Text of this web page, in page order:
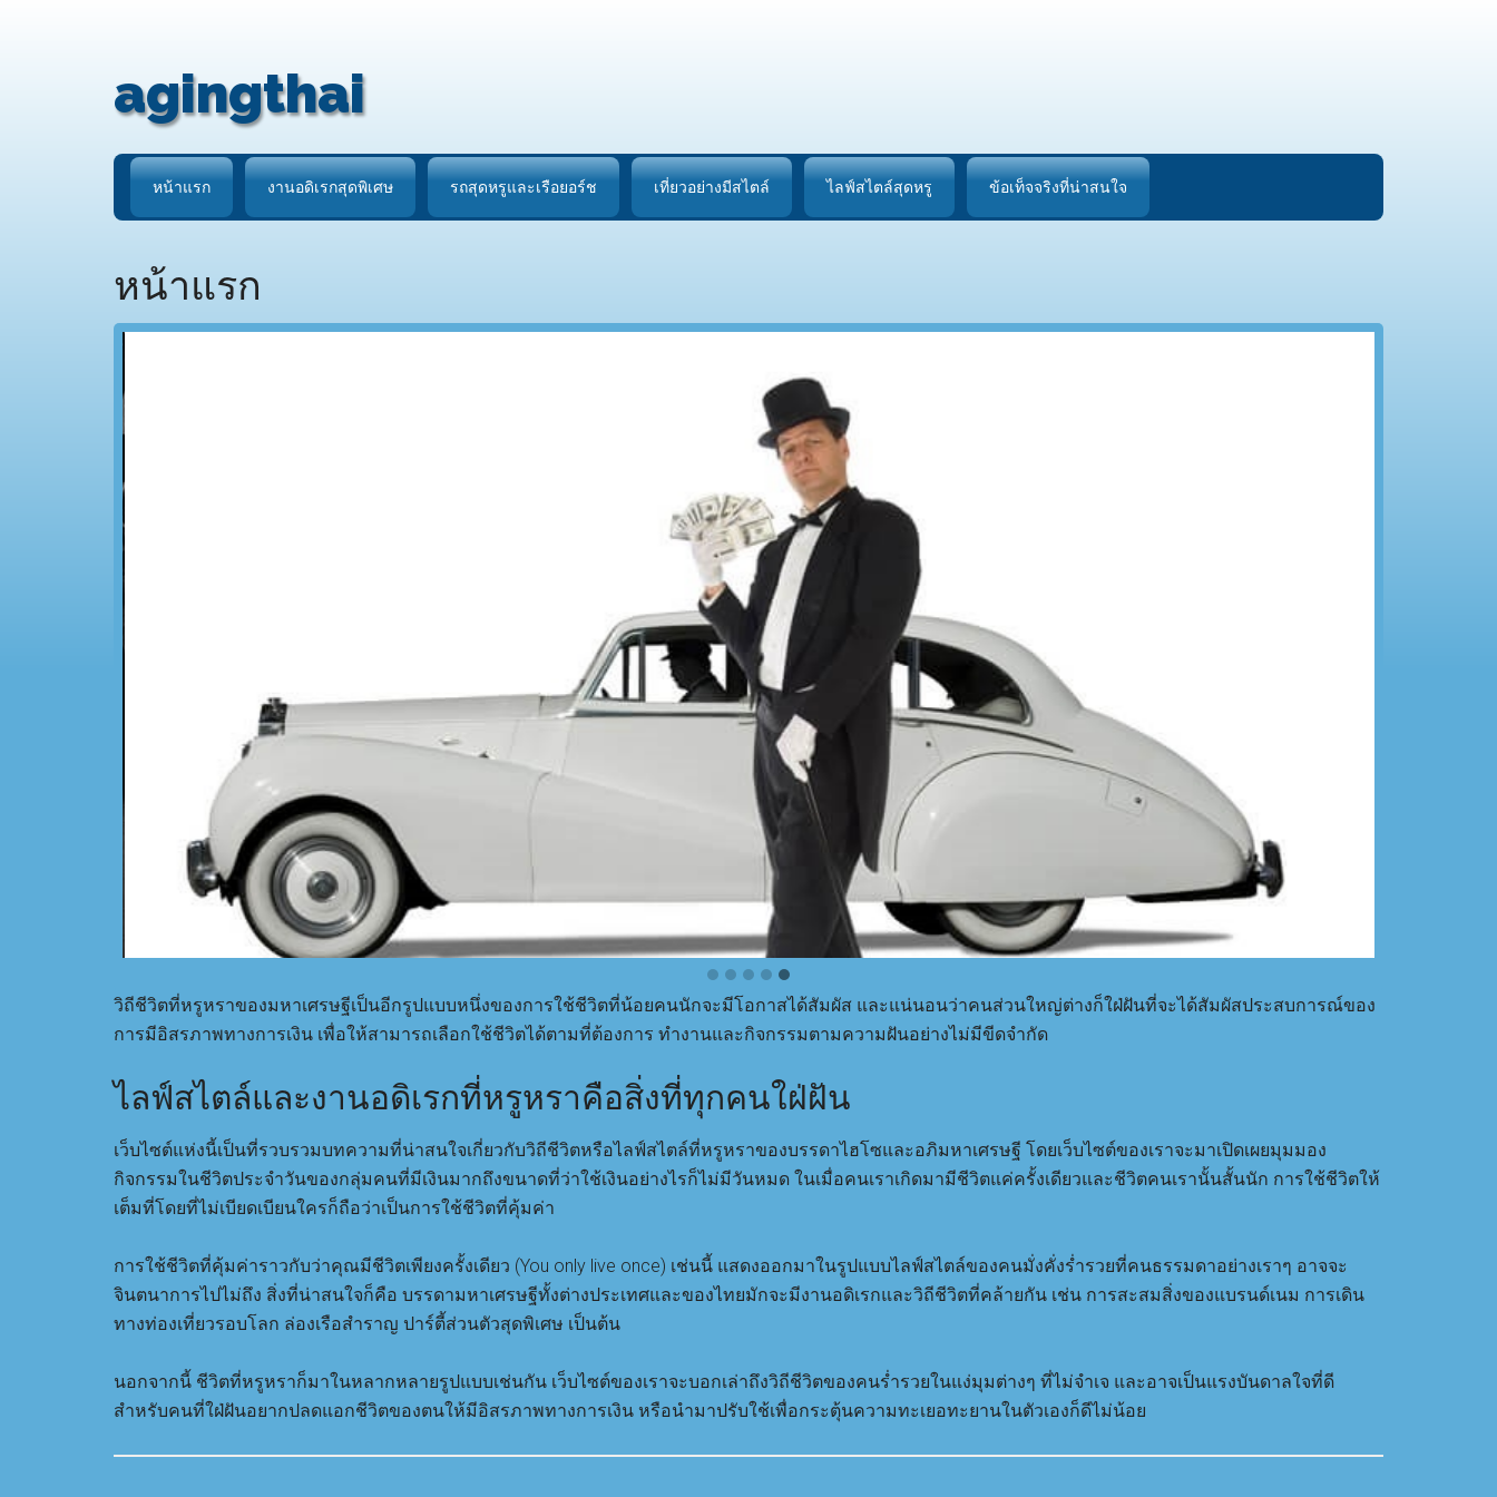
agingthai
หน้าแรก งานอดิเรกสุดพิเศษ รถสุดหรูและเรือยอร์ช เที่ยวอย่างมีสไตล์ ไลฟ์สไตล์สุดหรู ข้อเท็จจริงที่น่าสนใจ
หน้าแรก
วิถีชีวิตที่หรูหราของมหาเศรษฐีเป็นอีกรูปแบบหนึ่งของการใช้ชีวิตที่น้อยคนนักจะมีโอกาสได้สัมผัส และแน่นอนว่าคนส่วนใหญ่ต่างก็ใฝ่ฝันที่จะได้สัมผัสประสบการณ์ของ
การมีอิสรภาพทางการเงิน เพื่อให้สามารถเลือกใช้ชีวิตได้ตามที่ต้องการ ทำงานและกิจกรรมตามความฝันอย่างไม่มีขีดจำกัด
ไลฟ์สไตล์และงานอดิเรกที่หรูหราคือสิ่งที่ทุกคนใฝ่ฝัน
เว็บไซต์แห่งนี้เป็นที่รวบรวมบทความที่น่าสนใจเกี่ยวกับวิถีชีวิตหรือไลฟ์สไตล์ที่หรูหราของบรรดาไฮโซและอภิมหาเศรษฐี โดยเว็บไซต์ของเราจะมาเปิดเผยมุมมอง
กิจกรรมในชีวิตประจำวันของกลุ่มคนที่มีเงินมากถึงขนาดที่ว่าใช้เงินอย่างไรก็ไม่มีวันหมด ในเมื่อคนเราเกิดมามีชีวิตแค่ครั้งเดียวและชีวิตคนเรานั้นสั้นนัก การใช้ชีวิตให้
เต็มที่โดยที่ไม่เบียดเบียนใครก็ถือว่าเป็นการใช้ชีวิตที่คุ้มค่า
การใช้ชีวิตที่คุ้มค่าราวกับว่าคุณมีชีวิตเพียงครั้งเดียว (You only live once) เช่นนี้ แสดงออกมาในรูปแบบไลฟ์สไตล์ของคนมั่งคั่งร่ำรวยที่คนธรรมดาอย่างเราๆ อาจจะ
จินตนาการไปไม่ถึง สิ่งที่น่าสนใจก็คือ บรรดามหาเศรษฐีทั้งต่างประเทศและของไทยมักจะมีงานอดิเรกและวิถีชีวิตที่คล้ายกัน เช่น การสะสมสิ่งของแบรนด์เนม การเดิน
ทางท่องเที่ยวรอบโลก ล่องเรือสำราญ ปาร์ตี้ส่วนตัวสุดพิเศษ เป็นต้น
นอกจากนี้ ชีวิตที่หรูหราก็มาในหลากหลายรูปแบบเช่นกัน เว็บไซต์ของเราจะบอกเล่าถึงวิถีชีวิตของคนร่ำรวยในแง่มุมต่างๆ ที่ไม่จำเจ และอาจเป็นแรงบันดาลใจที่ดี
สำหรับคนที่ใฝ่ฝันอยากปลดแอกชีวิตของตนให้มีอิสรภาพทางการเงิน หรือนำมาปรับใช้เพื่อกระตุ้นความทะเยอทะยานในตัวเองก็ดีไม่น้อย